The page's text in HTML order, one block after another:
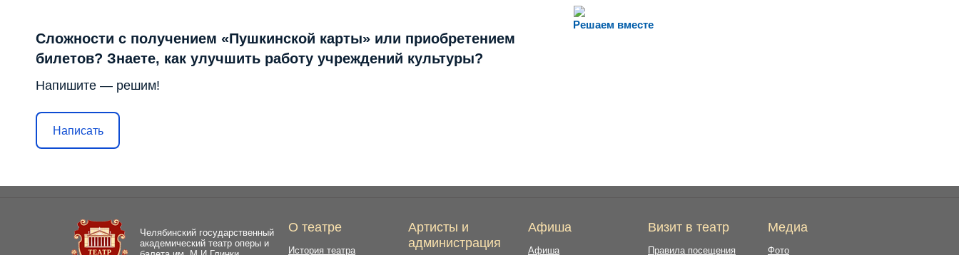
Решаем вместе
Сложности с получением «Пушкинской карты» или приобретением
билетов? Знаете, как улучшить работу учреждений культуры?
Напишите — решим!
Написать
Челябинский государственный
академический театр оперы и
О театре
История театра
Артисты и
администрация
Афиша
Афиша
Визит в театр
Правила посещения
Медиа
Фото